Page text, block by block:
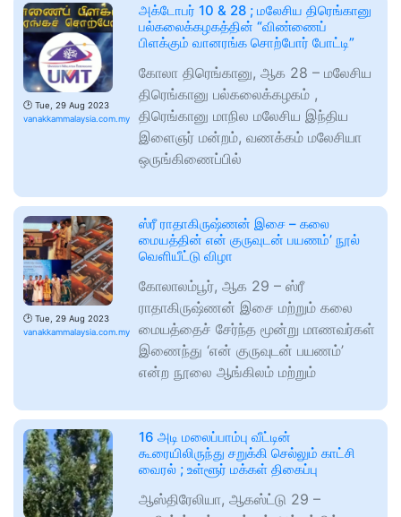
🕑 Tue, 29 Aug 2023
vanakkammalaysia.com.my
அக்டோபர் 10 & 28 ; மலேசிய திரெங்கானு
பல்கலைக்கழகத்தின் “விண்ணைப்
பிளக்கும் வானரங்க சொற்போர் போட்டி”
கோலா திரெங்கானு, ஆக 28 – மலேசிய
திரெங்கானு பல்கலைக்கழகம் ,
திரெங்கானு மாநில மலேசிய இந்திய
இளைஞர் மன்றம், வணக்கம் மலேசியா
ஒருங்கிணைப்பில்
🕑 Tue, 29 Aug 2023
vanakkammalaysia.com.my
ஸ்ரீ ராதாகிருஷ்ணன் இசை – கலை
மையத்தின் என் குருவுடன் பயணம்’ நூல்
வெளியீட்டு விழா
கோலாலம்பூர், ஆக 29 – ஸ்ரீ
ராதாகிருஷ்ணன் இசை மற்றும் கலை
மையத்தைச் சேர்ந்த மூன்று மாணவர்கள்
இணைந்து ‘என் குருவுடன் பயணம்’
என்ற நூலை ஆங்கிலம் மற்றும்
16 அடி மலைப்பாம்பு வீட்டின்
கூரையிலிருந்து சறுக்கி செல்லும் காட்சி
வைரல் ; உள்ளூர் மக்கள் திகைப்பு
ஆஸ்திரேலியா, ஆகஸ்ட்டு 29 –